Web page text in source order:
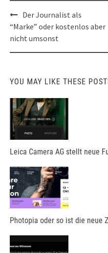
Post
navigation
Der Journalist als
“Marke” oder kostenlos aber
nicht umsonst
YOU MAY LIKE THESE
Leica Camera AG stellt neue
Photopia oder so ist die neue